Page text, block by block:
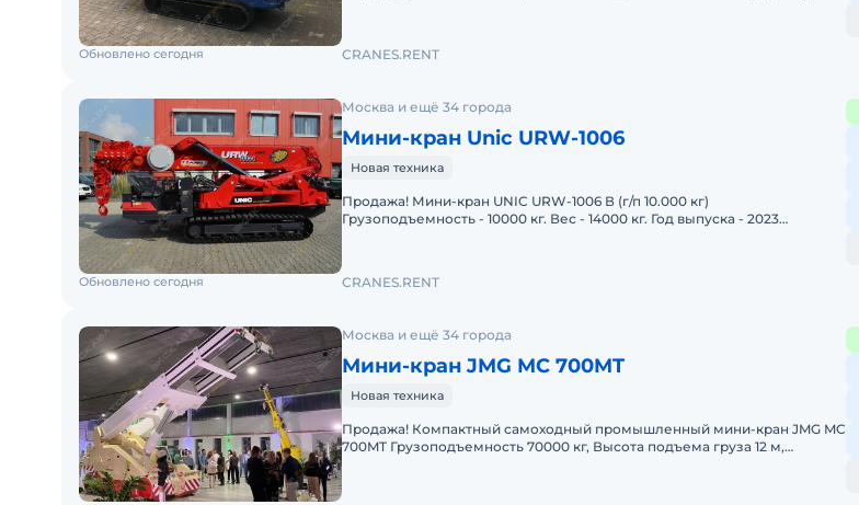
Обновлено сегодня CRANES.RENT
Москва и ещё 34 города
Мини-кран Unic URW-1006
Новая техника
Продажа! Мини-кран UNIC URW-1006 В (г/п 10.000 кг)
Грузоподъемность - 10000 кг. Вес - 14000 кг. Год выпуска - 2023
Обновлено сегодня CRANES.RENT
Москва и ещё 34 города
Мини-кран JMG MC 700MT
Новая техника
Продажа! Компактный самоходный промышленный мини-кран JMG MC
700MT Грузоподъемность 70000 кг, Высота подъема груза 12 м,